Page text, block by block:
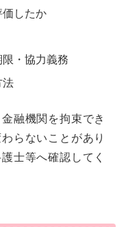
価したか
・協力義務
法
融機関を拘束でき
らないことがあり
士等へ確認してく